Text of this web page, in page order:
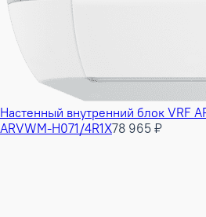
Настенный внутренний блок VRF
ARVWM-H071/4R1X78 965 ₽